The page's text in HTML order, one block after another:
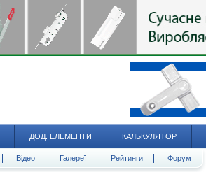
ДОД. ЕЛЕМЕНТИ КАЛЬКУЛЯТОР
Відео Галереї Рейтинги Форум